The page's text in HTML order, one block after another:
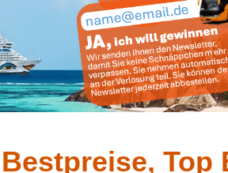
Bestpreise, Top